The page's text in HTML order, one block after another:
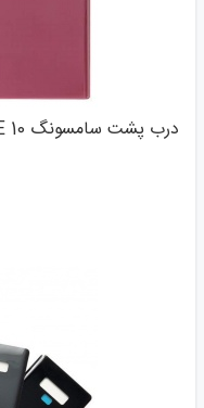
درب پشت سامسونگ NOTE 10